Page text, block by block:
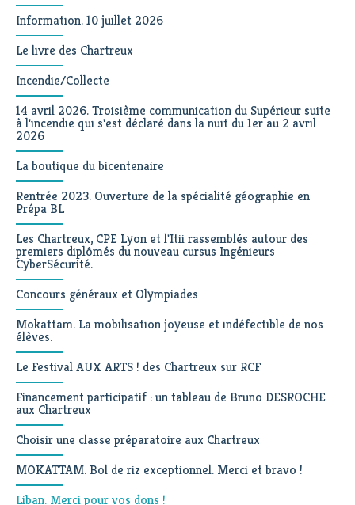
Information. 10 juillet 2026
Le livre des Chartreux
Incendie/Collecte
14 avril 2026. Troisième communication du Supérieur suite
à l'incendie qui s'est déclaré dans la nuit du 1er au 2 avril
2026
La boutique du bicentenaire
Rentrée 2023. Ouverture de la spécialité géographie en
Prépa BL
Les Chartreux, CPE Lyon et l'Itii rassemblés autour des
premiers diplômés du nouveau cursus Ingénieurs
CyberSécurité.
Concours généraux et Olympiades
Mokattam. La mobilisation joyeuse et indéfectible de nos
élèves.
Le Festival AUX ARTS ! des Chartreux sur RCF
Financement participatif : un tableau de Bruno DESROCHE
aux Chartreux
Choisir une classe préparatoire aux Chartreux
MOKATTAM. Bol de riz exceptionnel. Merci et bravo !
Liban. Merci pour vos dons !